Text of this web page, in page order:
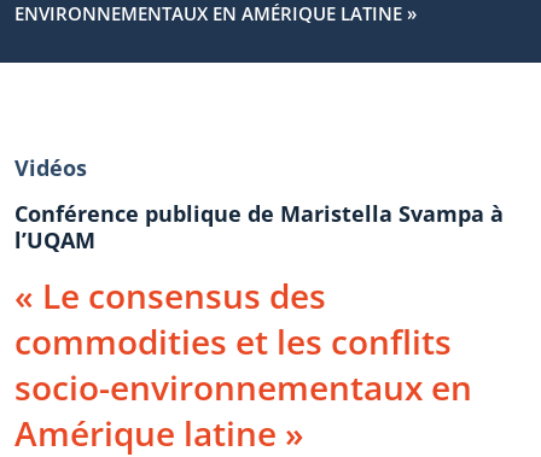
ENVIRONNEMENTAUX EN AMÉRIQUE LATINE »
Vidéos
Conférence publique de Maristella Svampa à
l’UQAM
« Le consensus des
commodities et les conflits
socio-environnementaux en
Amérique latine »